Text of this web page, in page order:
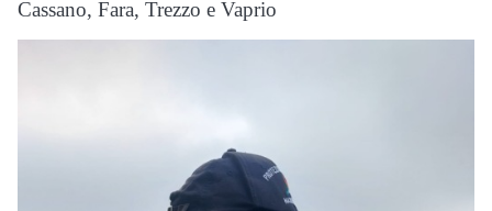
Cassano, Fara, Trezzo e Vaprio